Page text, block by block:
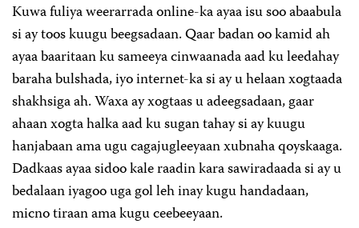
Kuwa fuliya weerarrada online-ka ayaa isu soo abaabula
si ay toos kuugu beegsadaan. Qaar badan oo kamid ah
ayaa baaritaan ku sameeya cinwaanada aad ku leedahay
baraha bulshada, iyo internet-ka si ay u helaan xogtaada
shakhsiga ah. Waxa ay xogtaas u adeegsadaan, gaar
ahaan xogta halka aad ku sugan tahay si ay kuugu
hanjabaan ama ugu cagajugleeyaan xubnaha qoyskaaga.
Dadkaas ayaa sidoo kale raadin kara sawiradaada si ay u
bedalaan iyagoo uga gol leh inay kugu handadaan,
micno tiraan ama kugu ceebeeyaan.